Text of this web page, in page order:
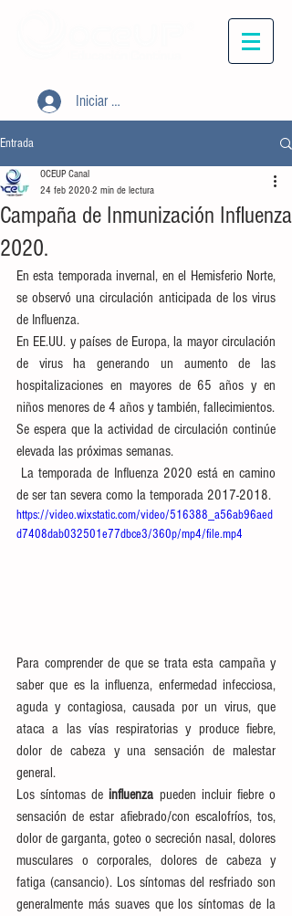
Iniciar sesión
Entrada
Campaña de Inmunización Influenza
2020.
OCEUP Canal
24 feb 2020 2 min de lectura
En esta temporada invernal, en el Hemisferio Norte,
se observó una circulación anticipada de los virus
de Influenza.
En EE.UU. y países de Europa, la mayor circulación
de virus ha generando un aumento de las
hospitalizaciones en mayores de 65 años y en
Se espera que la actividad de circulación continúe
elevada las próximas semanas.
de ser tan severa como la temporada 2017-2018.
https://video.wixstatic.com/video/516388_a56ab96aed
d7408dab032501e77dbce3/360p/mp4/file.mp4
Para comprender de que se trata esta campaña y
saber que es la influenza, enfermedad infecciosa,
aguda y contagiosa, causada por un virus, que
ataca a las vías respiratorias y produce fiebre,
dolor de cabeza y una sensación de malestar
general.
Los síntomas de influenza pueden incluir fiebre o
sensación de estar afiebrado/con escalofríos, tos,
dolor de garganta, goteo o secreción nasal, dolores
musculares o corporales, dolores de cabeza y
fatiga (cansancio). Los síntomas del resfriado son